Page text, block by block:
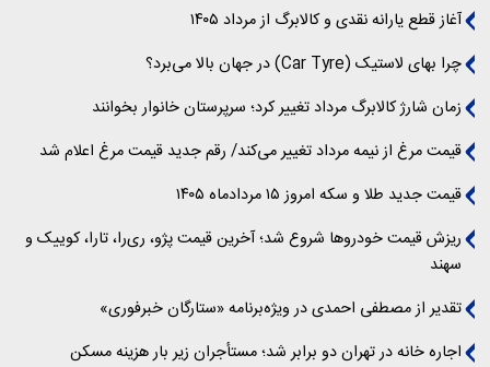
آغاز قطع یارانه نقدی و کالابرگ از مرداد ۱۴۰۵
چرا بهای لاستیک (Car Tyre) در جهان بالا می‌برد؟
زمان شارژ کالابرگ مرداد تغییر کرد؛ سرپرستان خانوار بخوانند
قیمت مرغ از نیمه مرداد تغییر می‌کند/ رقم جدید قیمت مرغ اعلام شد
قیمت جدید طلا و سکه امروز ۱۵ مردادماه ۱۴۰۵
ریزش قیمت خودروها شروع شد؛ آخرین قیمت پژو، ری‌را، تارا، کوییک و
سهند
تقدیر از مصطفی احمدی در ویژه‌برنامه «ستارگان خبرفوری»
اجاره خانه در تهران دو برابر شد؛ مستأجران زیر بار هزینه مسکن